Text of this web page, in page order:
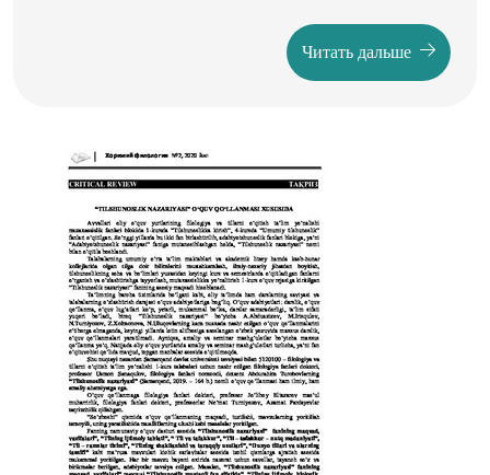
камчиликларга эътибор қаратиш ва
ҳозирги кун долзарблиги билан боғлиқлиги ифода
келаётган бўлиб, ушбу муаммоларни ечимини
ўрганиб чиқиш юзасидан
белгиланган тартибда иш жараёнини
ташкиллаштириш амаллари келтириб
ўтилган.
Читать дальше